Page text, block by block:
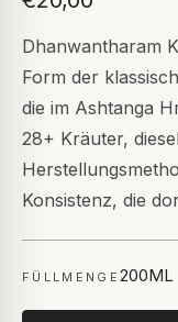
Dhanwantharam
Form der
die im Ashtanga
28+ Kräuter,
Konsistenz, die
FÜLLMENGE 200ML